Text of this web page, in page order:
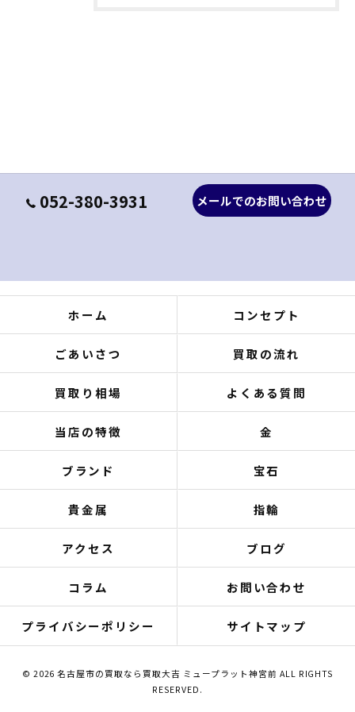
052-380-3931 メールでのお問い合わせ
ホーム コンセプト
ごあいさつ 買取の流れ
買取り相場 よくある質問
当店の特徴 金
ブランド 宝石
貴金属 指輪
アクセス ブログ
コラム お問い合わせ
プライバシーポリシー サイトマップ
© 2026 名古屋市の買取なら買取大吉 ミュープラット神宮前 ALL RIGHTS
RESERVED.